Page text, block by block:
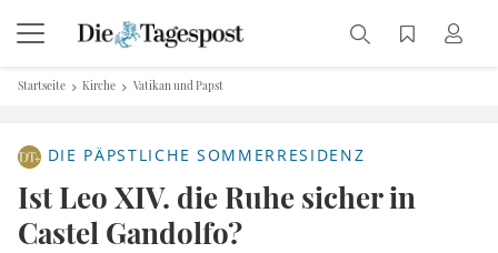
Startseite Kirche Vatikan und Papst
DIE PÄPSTLICHE SOMMERRESIDENZ
Ist Leo XIV. die Ruhe sicher in
Castel Gandolfo?